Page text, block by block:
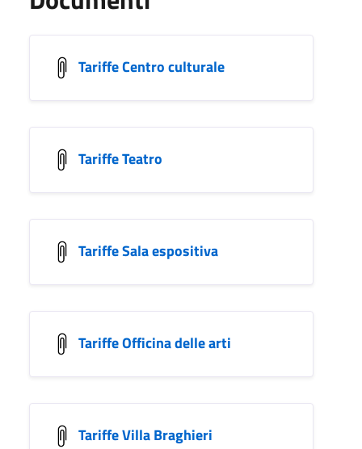
Tariffe Centro culturale
Tariffe Teatro
Tariffe Sala espositiva
Tariffe Officina delle arti
Tariffe Villa Braghieri